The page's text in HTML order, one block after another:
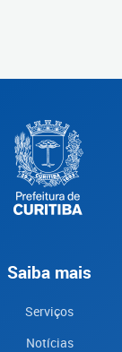
Saiba mais
Serviços
Notícias